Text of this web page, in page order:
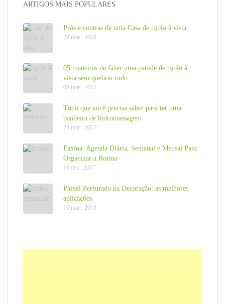
ARTIGOS MAIS POPULARES
Prós e contras de uma Casa de tijolo à vista
28 mar , 2018
05 maneiras de fazer uma parede de tijolo à
vista sem quebrar tudo
08 mar , 2017
Tudo que você precisa saber para ter uma
banheira de hidromassagem
23 mar , 2017
Faxina: Agenda Diária, Semanal e Mensal Para
Organizar a Rotina
16 dez , 2017
Painel Perfurado na Decoração: as melhores
aplicações
16 mar , 2018